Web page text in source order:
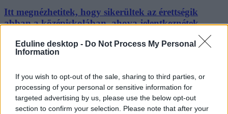
Eduline desktop - Do Not Process My Personal
Information
If you wish to opt-out of the sale, sharing to third parties, or
processing of your personal or sensitive information for
targeted advertising by us, please use the below opt-out
section to confirm your selection. Please note that after your
Itt megnézhetitek, hogy sikerültek az érettségik
abban a középiskolában, ahova jelentkeznétek
Akár konkrét iskolára is rákereshettek az Oktatási Hivatal
adatbázisában.
Székács Linda